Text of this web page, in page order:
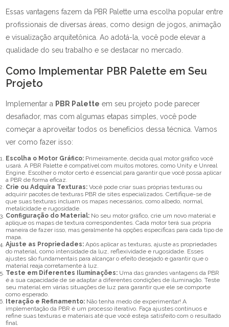
Essas vantagens fazem da PBR Palette uma escolha popular entre
profissionais de diversas áreas, como design de jogos, animação
e visualização arquitetônica. Ao adotá-la, você pode elevar a
qualidade do seu trabalho e se destacar no mercado.
Como Implementar PBR Palette em Seu
Projeto
Implementar a PBR Palette em seu projeto pode parecer
desafiador, mas com algumas etapas simples, você pode
começar a aproveitar todos os benefícios dessa técnica. Vamos
ver como fazer isso:
Escolha o Motor Gráfico: Primeiramente, decida qual motor gráfico você
usará. A PBR Palette é compatível com muitos motores, como Unity e Unreal
Engine. Escolher o motor certo é essencial para garantir que você possa aplicar
a PBR de forma eficaz.
Crie ou Adquira Texturas: Você pode criar suas próprias texturas ou
adquirir pacotes de texturas PBR de sites especializados. Certifique-se de
que suas texturas incluam os mapas necessários, como albedo, normal,
metalicidade e rugosidade.
Configuração do Material: No seu motor gráfico, crie um novo material e
aplique os mapas de textura correspondentes. Cada motor terá sua própria
maneira de fazer isso, mas geralmente há opções específicas para cada tipo de
mapa.
Ajuste as Propriedades: Após aplicar as texturas, ajuste as propriedades
do material, como intensidade da luz, reflexividade e rugosidade. Esses
ajustes são fundamentais para alcançar o efeito desejado e garantir que o
material reaja corretamente à luz.
Teste em Diferentes Iluminações: Uma das grandes vantagens da PBR
é a sua capacidade de se adaptar a diferentes condições de iluminação. Teste
seu material em várias situações de luz para garantir que ele se comporte
como esperado.
Iteração e Refinamento: Não tenha medo de experimentar! A
implementação da PBR é um processo iterativo. Faça ajustes contínuos e
refine suas texturas e materiais até que você esteja satisfeito com o resultado
final.